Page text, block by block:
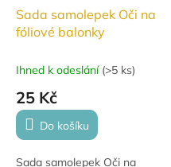
Sada samolepek Oči na
fóliové balonky
Ihned k odeslání (>5 ks)
25 Kč
Do košíku
Sada samolepek Oči na